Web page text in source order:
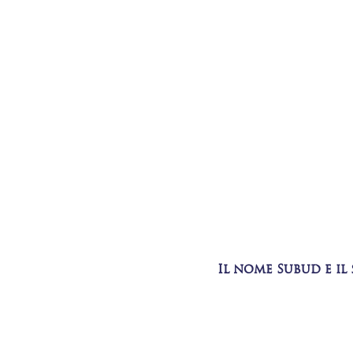
Il nome Subud e